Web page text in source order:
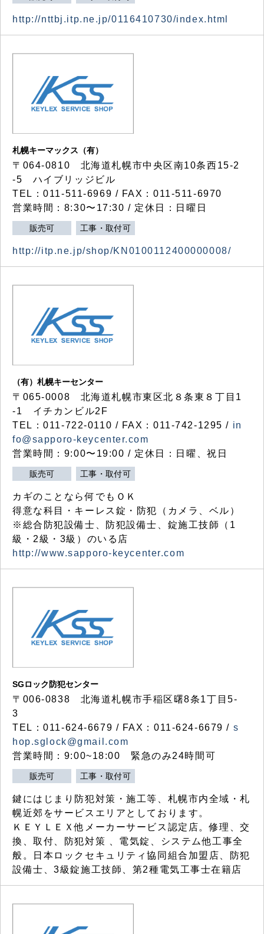
http://nttbj.itp.ne.jp/0116410730/index.html
札幌キーマックス（有）
〒064-0810 北海道札幌市中央区南10条西15-2
-5 ハイブリッジビル
TEL：011-511-6969 / FAX：011-511-6970
営業時間：8:30〜17:30 / 定休日：日曜日
販売可 工事・取付可
http://itp.ne.jp/shop/KN0100112400000008/
（有）札幌キーセンター
〒065-0008 北海道札幌市東区北８条東８丁目1
-1 イチカンビル2F
TEL：011-722-0110 / FAX：011-742-1295 / in
fo@sapporo-keycenter.com
営業時間：9:00〜19:00 / 定休日：日曜、祝日
販売可 工事・取付可
カギのことなら何でもＯＫ
得意な科目・キーレス錠・防犯（カメラ、ベル）
※総合防犯設備士、防犯設備士、錠施工技師（1
級・2級・3級）のいる店
http://www.sapporo-keycenter.com
SGロック防犯センター
〒006-0838 北海道札幌市手稲区曙8条1丁目5-
3
TEL：011-624-6679 / FAX：011-624-6679 / s
hop.sglock@gmail.com
営業時間：9:00~18:00 緊急のみ24時間可
販売可 工事・取付可
鍵にはじまり防犯対策・施工等、札幌市内全域・札
幌近郊をサービスエリアとしております。
ＫＥＹＬＥＸ他メーカーサービス認定店。修理、交
換、取付、防犯対策 、電気錠、システム他工事全
般。日本ロックセキュリティ協同組合加盟店、防犯
設備士、3級錠施工技師、第2種電気工事士在籍店